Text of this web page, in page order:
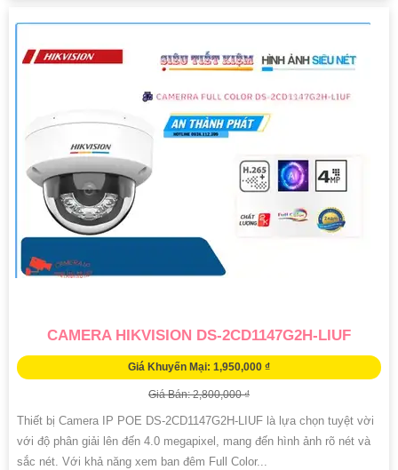
CAMERA HIKVISION DS-2CD1147G2H-LIUF
Giá Khuyến Mại: 1,950,000 ₫
Giá Bán: 2,800,000 ₫
Thiết bị Camera IP POE DS-2CD1147G2H-LIUF là lựa chọn tuyệt vời
với độ phân giải lên đến 4.0 megapixel, mang đến hình ảnh rõ nét và
sắc nét. Với khả năng xem ban đêm Full Color...